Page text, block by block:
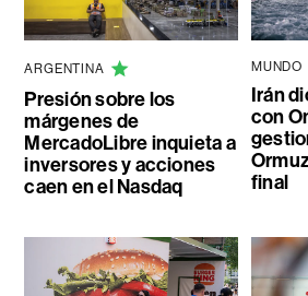
ARGENTINA
Presión sobre los
márgenes de
MercadoLibre inquieta a
inversores y acciones
caen en el Nasdaq
MUNDO
Irán
con
final